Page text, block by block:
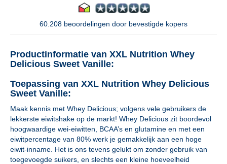
60.208 beoordelingen door bevestigde kopers
Productinformatie van XXL Nutrition Whey
Delicious Sweet Vanille:
Toepassing van XXL Nutrition Whey Delicious
Sweet Vanille:
Maak kennis met Whey Delicious; volgens vele gebruikers de
lekkerste eiwitshake op de markt! Whey Delicious zit boordevol
hoogwaardige wei-eiwitten, BCAA’s en glutamine en met een
eiwitpercentage van 80% werk je gemakkelijk aan een hoge
eiwit-inname. Het is ons tevens gelukt om zonder gebruik van
toegevoegde suikers, en slechts een kleine hoeveelheid